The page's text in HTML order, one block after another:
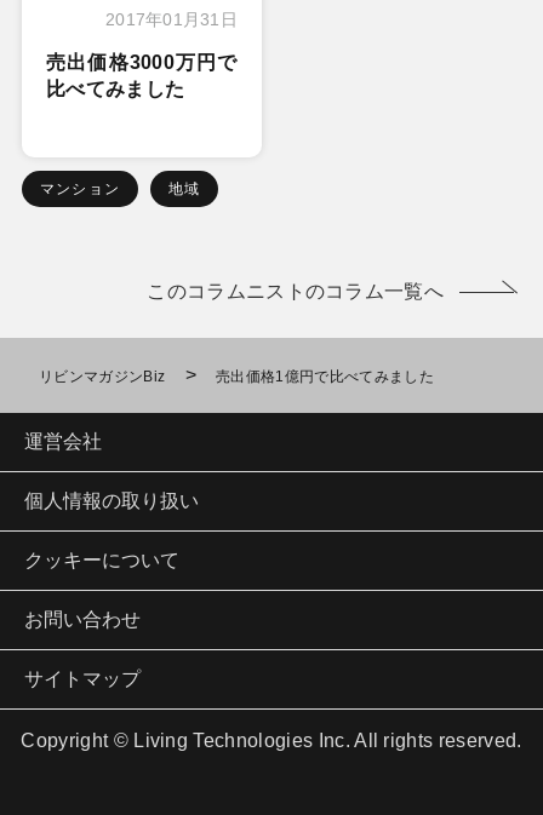
2017年01月31日
売出価格3000万円で
比べてみました
マンション 地域
このコラムニストのコラム一覧へ
リビンマガジンBiz > 売出価格1億円で比べてみました
運営会社
個人情報の取り扱い
クッキーについて
お問い合わせ
サイトマップ
Copyright © Living Technologies Inc. All rights reserved.